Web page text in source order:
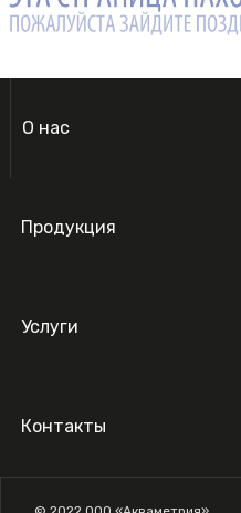
О нас
Продукция
Услуги
Контакты